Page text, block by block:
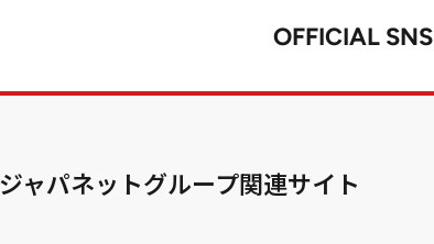
OFFICIAL SNS
ジャパネットグループ関連サイト